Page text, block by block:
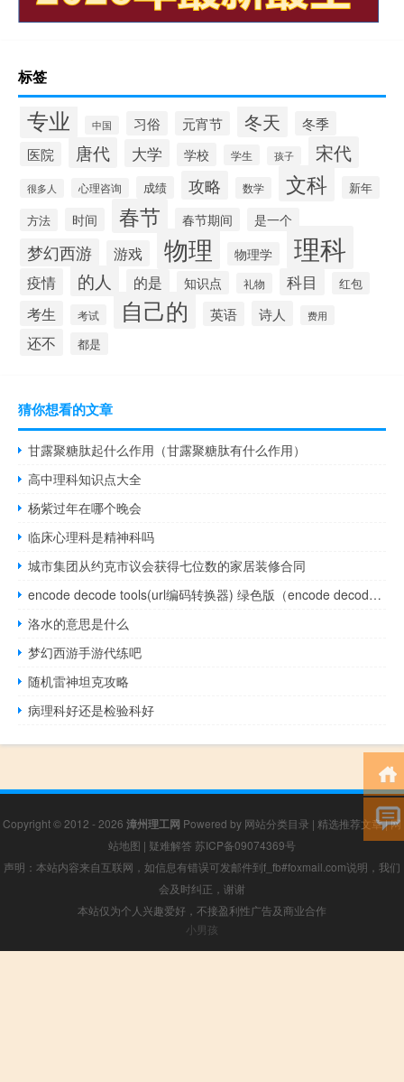
标签
专业 中国 习俗 元宵节 冬天
冬季
医院
唐代 大学 学校 学生 孩子 宋代
很多人 心理咨询 成绩 攻略 数学 文科
新年
方法
时间 春节 春节期间 是一个
梦幻西游 游戏 物理 物理学 理科
疫情 的人 的是 知识点 礼物 科目 红包
考生 考试 自己的 英语 诗人 费用
还不 都是
猜你想看的文章
甘露聚糖肽起什么作用（甘露聚糖肽有什么作用）
高中理科知识点大全
杨紫过年在哪个晚会
临床心理科是精神科吗
城市集团从约克市议会获得七位数的家居装修合同
encode decode tools(url编码转换器) 绿色版（encode decode tools(url编码转换器) 绿色版功能简介）
洛水的意思是什么
梦幻西游手游代练吧
随机雷神坦克攻略
病理科好还是检验科好
Copyright © 2012 - 2026 漳州理工网 Powered by 网站分类目录 | 精选推荐文章|网
站地图 | 疑难解答 苏ICP备09074369号
声明：本站内容来自互联网，如信息有错误可发邮件到f_fb#foxmail.com说明，我们
会及时纠正，谢谢
本站仅为个人兴趣爱好，不接盈利性广告及商业合作
小男孩